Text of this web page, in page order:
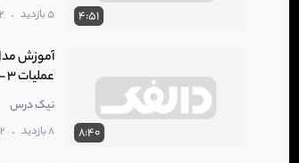
4:51 5 بازدید . 2 ماه پیش
8:40
آموزش
عملیات 3 –آکا ...
نیک درس
8 بازدید . 2 ماه پیش